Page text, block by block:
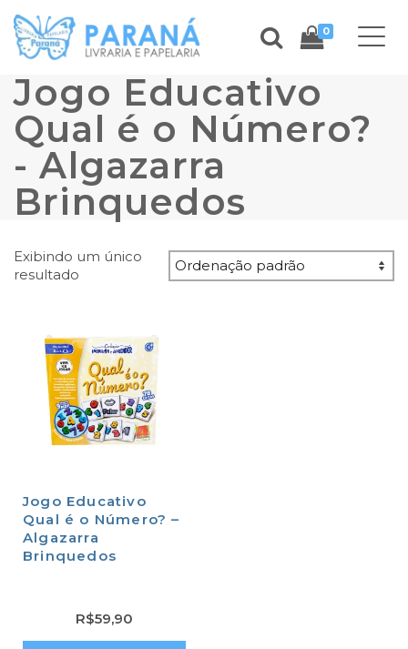
0
Jogo Educativo
Qual é o Número?
- Algazarra
Brinquedos
Exibindo um único
resultado
Jogo Educativo
Qual é o Número? –
Algazarra
Brinquedos
R$59,90